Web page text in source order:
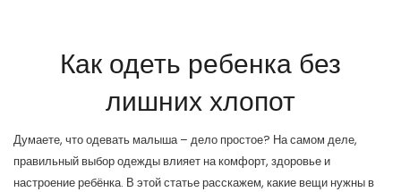
Как одеть ребенка без
лишних хлопот
Думаете, что одевать малыша – дело простое? На самом деле,
правильный выбор одежды влияет на комфорт, здоровье и
настроение ребёнка. В этой статье расскажем, какие вещи нужны в